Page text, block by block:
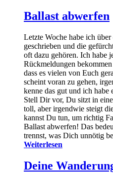
Ballast abwerfen
Letzte Woche habe ich
geschrieben und die
oft dazu gehören. Ich habe
Rückmeldungen
dass es vielen von Euch
scheint voran zu gehen,
kenne das gut und ich habe
Stell Dir vor, Du sitzt in
toll, aber irgendwie steigt
kannst Du tun, um richtig
Ballast abwerfen! Das
trennst, was Dich unnötig
Weiterlesen
Deine